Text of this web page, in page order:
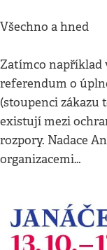
Všechno a hned
Zatímco například
referendum o
(stoupenci zákazu
existují mezi
rozpory. Nadace
organizacemi…